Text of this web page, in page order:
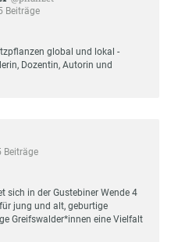
sind die Kriterien für das
generationenübergreifend ein
Alle Informationen zum Festival
oder als News auch auf
Twitter sowie auf dem
Spotify-Kanal kann das
Beiträge
global und lokal -
Dozentin, Autorin und
Beiträge
sich in der Gustebiner Wende 4
jung und alt, geburtige
Greifswalder*innen eine Vielfalt